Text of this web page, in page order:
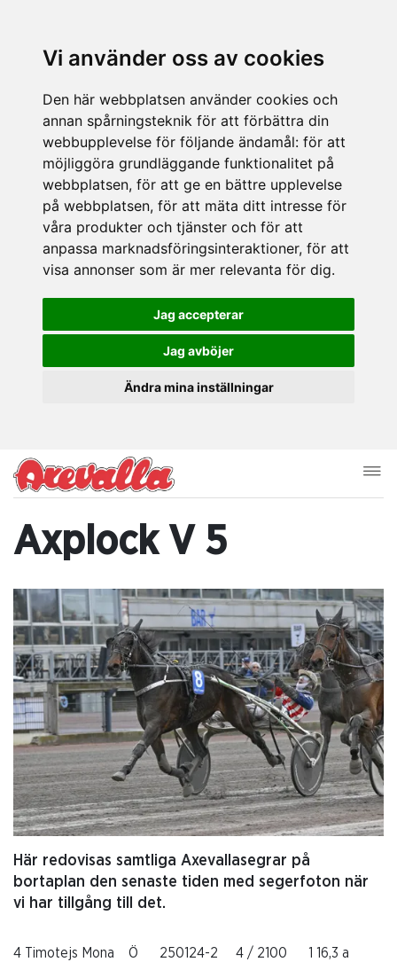
Vi använder oss av cookies
Den här webbplatsen använder cookies och
annan spårningsteknik för att förbättra din
webbupplevelse för följande ändamål: för att
möjliggöra grundläggande funktionalitet på
webbplatsen, för att ge en bättre upplevelse
på webbplatsen, för att mäta ditt intresse för
våra produkter och tjänster och för att
anpassa marknadsföringsinteraktioner, för att
visa annonser som är mer relevanta för dig.
Jag accepterar
Jag avböjer
Ändra mina inställningar
Axplock V 5
Här redovisas samtliga Axevallasegrar på
bortaplan den senaste tiden med segerfoton när
vi har tillgång till det.
4 Timotejs Mona Ö 250124-2 4 / 2100 1 16,3 a